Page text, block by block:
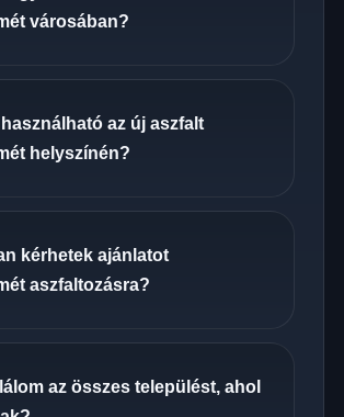
városában?
az új aszfalt
helyszínén?
kérhetek ajánlatot
aszfaltozásra?
az összes települést, ahol